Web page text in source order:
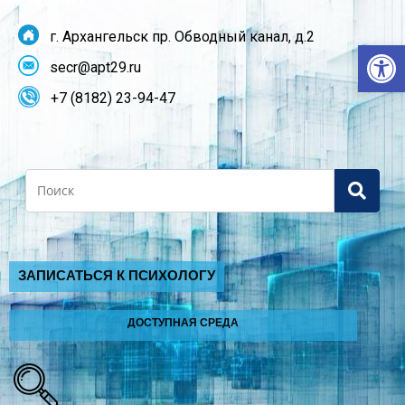
г. Архангельск пр. Обводный канал, д.2
secr@apt29.ru
+7 (8182) 23-94-47
Search
ЗАПИСАТЬСЯ К ПСИХОЛОГУ
ДОСТУПНАЯ СРЕДА